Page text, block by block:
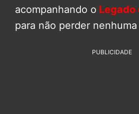
acompanhando o Legado
para não perder
PUBLICIDADE